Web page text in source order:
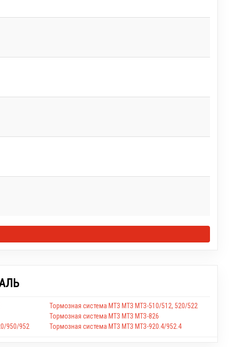
Тормозная система МТЗ МТЗ МТЗ-510/512, 520/522
Тормозная система МТЗ МТЗ МТЗ-826
950/952 Тормозная система МТЗ МТЗ МТЗ-920.4/952.4